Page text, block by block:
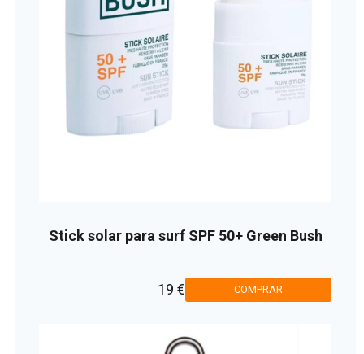
Stick solar para surf SPF 50+ Green Bush
19 € COMPRAR